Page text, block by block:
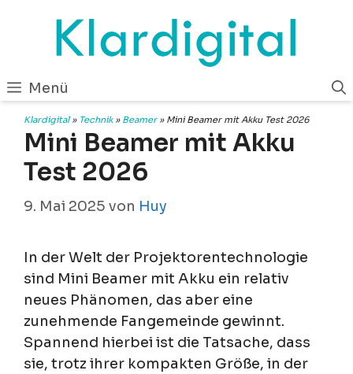
springen
Menü
Klardigital» Technik» Beamer» Mini Beamer mit Akku Test 2026
Mini Beamer mit Akku
Test 2026
9. Mai 2025 von Huy
In der Welt der Projektorentechnologie
sind Mini Beamer mit Akku ein relativ
neues Phänomen, das aber eine
zunehmende Fangemeinde gewinnt.
Spannend hierbei ist die Tatsache, dass
sie, trotz ihrer kompakten Größe, in der